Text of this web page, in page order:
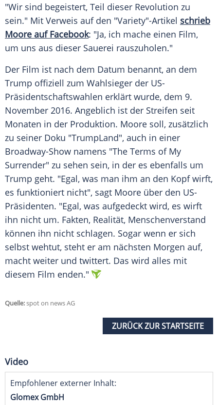
"Wir sind begeistert, Teil dieser Revolution zu
sein." Mit Verweis auf den "Variety"-Artikel schrieb
Moore auf Facebook: "Ja, ich mache einen Film,
um uns aus dieser Sauerei rauszuholen."
Der Film ist nach dem Datum benannt, an dem
Trump offiziell zum Wahlsieger der US-
Präsidentschaftswahlen erklärt wurde, dem 9.
November 2016. Angeblich ist der Streifen seit
Monaten in der Produktion. Moore soll, zusätzlich
zu seiner Doku "TrumpLand", auch in einer
Broadway-Show namens "The Terms of My
Surrender" zu sehen sein, in der es ebenfalls um
Trump geht. "Egal, was man ihm an den Kopf wirft,
es funktioniert nicht", sagt Moore über den US-
Präsidenten. "Egal, was aufgedeckt wird, es wirft
ihn nicht um. Fakten, Realität, Menschenverstand
können ihn nicht schlagen. Sogar wenn er sich
selbst wehtut, steht er am nächsten Morgen auf,
macht weiter und twittert. Das wird alles mit
diesem Film enden."
Quelle:spot on news AG
ZURÜCK ZUR STARTSEITE
Video
Empfohlener externer Inhalt:
Glomex GmbH